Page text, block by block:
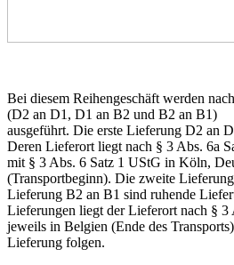
Bei diesem Reihengeschäft werden
(D2 an D1, D1 an B2 und B2 an B1)
ausgeführt. Die erste Lieferung D2 an
Deren Lieferort liegt nach § 3 Abs. 6a
mit § 3 Abs. 6 Satz 1 UStG in Köln,
(Transportbeginn). Die zweite
Lieferung B2 an B1 sind ruhende
Lieferungen liegt der Lieferort nach § 3
jeweils in Belgien (Ende des
Lieferung folgen.